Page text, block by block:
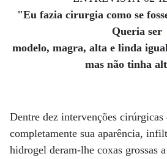
"Eu fazia cirurgia como se
Queria ser
modelo, magra, alta e linda
mas não tinha
Dentre dez intervenções
completamente sua aparência,
hidrogel deram-lhe coxas grossas